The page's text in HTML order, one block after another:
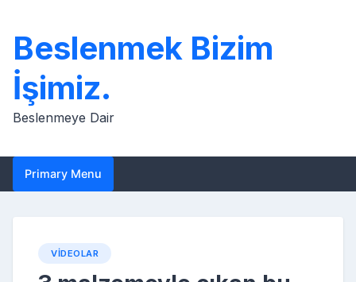
content
Beslenmek Bizim
İşimiz.
Beslenmeye Dair
Primary Menu
VIDEOLAR